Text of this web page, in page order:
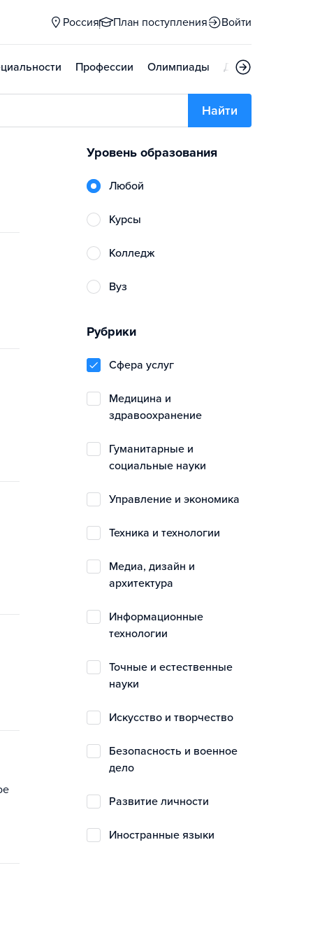
Россия План поступления Войти
Профессии Олимпиады Дни открытых
Найти
Уровень образования
Любой
Курсы
Колледж
Вуз
Рубрики
сфера услуг
медицина и
здравоохранение
гуманитарные и
социальные науки
управление и экономика
техника и технологии
медиа, дизайн и
архитектура
информационные
технологии
точные и естественные
науки
искусство и творчество
безопасность и военное
дело
развитие личности
иностранные языки